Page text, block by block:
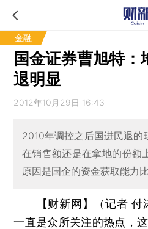
金融
国金证券曹旭特：
退明显
2012年10月29日 16:43
2010年调控之后国进民退的
在销售额还是在拿地的份额
原因是国企的资金获取能力
【财新网】（记者 付
一直是众所关注的热点，